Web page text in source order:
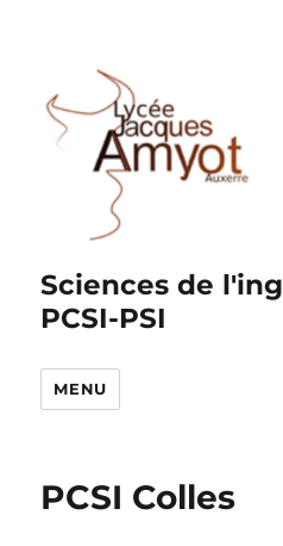
Sciences de
PCSI-PSI
MENU
PCSI Colles